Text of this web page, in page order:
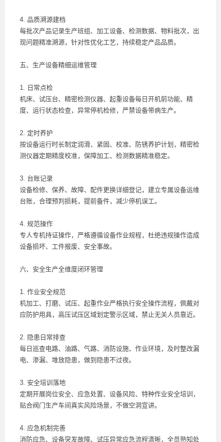
4. 品质溯源建档
每批次产品记录生产班组、加工设备、检测数据、物料批次，出
现问题精准溯源，针对性优化工艺，持续稳定产品品质。
五、生产设备精细运维管理
1. 日常点检
机床、试压台、精密检测仪器、起重设备每日开机前功能、精
度、运行状态检查，异常停机检修，严禁设备带病生产。
2. 定时养护
按设备运行时长制定润滑、紧固、校准、防锈养护计划，精密检
测仪器定期精度校准，保障加工、检测数据精准稳定。
3. 台账记录
设备检修、保养、故障、配件更换详细登记，建立专属设备运维
台账，合理预判损耗，提前备件，减少停机误工。
4. 规范操作
专人专机持证操作，严格遵循设备作业规程，杜绝违规操作造成
设备损坏、工件报废、安全事故。
六、安全生产全维度闭环管理
1. 作业安全规范
机加工、打磨、试压、起重作业严格执行安全操作流程，佩戴对
应防护用具，高压试压区域划定警示区域，禁止无关人员靠近。
2. 隐患日常排查
每日巡查电路、油路、气路、消防设施、作业环境，及时整改漏
电、渗漏、堆放隐患，做到隐患不过夜。
3. 安全培训落地
定期开展岗位安全、应急处置、设备风险、特种作业安全培训，
贴合阀门生产车间真实风险场景，不做空洞宣讲。
4. 应急机制完善
消防应急、设备突发故障、试压异常应急流程清晰，全员熟知处